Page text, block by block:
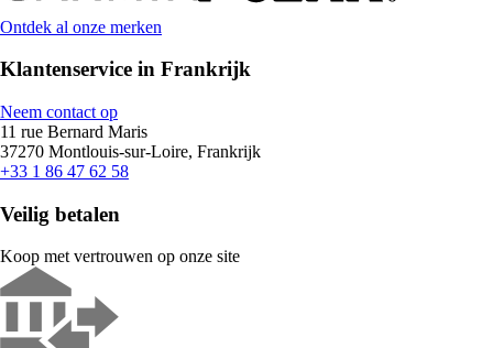
Ontdek al onze merken
Klantenservice in Frankrijk
Neem contact op
11 rue Bernard Maris
37270 Montlouis-sur-Loire, Frankrijk
+33 1 86 47 62 58
Veilig betalen
Koop met vertrouwen op onze site